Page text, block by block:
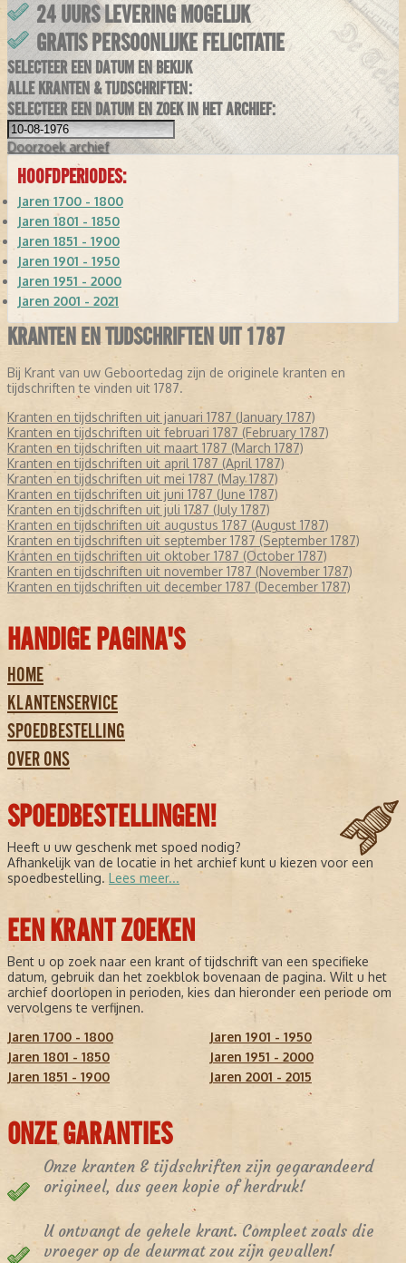
24 UURS LEVERING MOGELIJK
GRATIS PERSOONLIJKE FELICITATIE
SELECTEER EEN DATUM EN BEKIJK
ALLE KRANTEN & TIJDSCHRIFTEN:
SELECTEER EEN DATUM EN ZOEK IN HET ARCHIEF:
Doorzoek archief
HOOFDPERIODES:
Jaren 1700 - 1800
Jaren 1801 - 1850
Jaren 1851 - 1900
Jaren 1901 - 1950
Jaren 1951 - 2000
Jaren 2001 - 2021
KRANTEN EN TIJDSCHRIFTEN UIT 1787
Bij Krant van uw Geboortedag zijn de originele kranten en
tijdschriften te vinden uit 1787.
Kranten en tijdschriften uit januari 1787 (January 1787)
Kranten en tijdschriften uit februari 1787 (February 1787)
Kranten en tijdschriften uit maart 1787 (March 1787)
Kranten en tijdschriften uit april 1787 (April 1787)
Kranten en tijdschriften uit mei 1787 (May 1787)
Kranten en tijdschriften uit juni 1787 (June 1787)
Kranten en tijdschriften uit juli 1787 (July 1787)
Kranten en tijdschriften uit augustus 1787 (August 1787)
Kranten en tijdschriften uit september 1787 (September 1787)
Kranten en tijdschriften uit oktober 1787 (October 1787)
Kranten en tijdschriften uit november 1787 (November 1787)
Kranten en tijdschriften uit december 1787 (December 1787)
HANDIGE PAGINA'S
HOME
KLANTENSERVICE
SPOEDBESTELLING
OVER ONS
SPOEDBESTELLINGEN!
Heeft u uw geschenk met spoed nodig?
Afhankelijk van de locatie in het archief kunt u kiezen voor een
spoedbestelling. Lees meer...
EEN KRANT ZOEKEN
Bent u op zoek naar een krant of tijdschrift van een specifieke
datum, gebruik dan het zoekblok bovenaan de pagina. Wilt u het
archief doorlopen in perioden, kies dan hieronder een periode om
vervolgens te verfijnen.
Jaren 1700 - 1800
Jaren 1801 - 1850
Jaren 1851 - 1900
Jaren 1901 - 1950
Jaren 1951 - 2000
Jaren 2001 - 2015
ONZE GARANTIES
Onze kranten & tijdschriften zijn gegarandeerd
origineel, dus geen kopie of herdruk!
U ontvangt de gehele krant. Compleet zoals die
vroeger op de deurmat zou zijn gevallen!